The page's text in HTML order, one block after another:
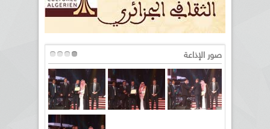
صور الإذاعة